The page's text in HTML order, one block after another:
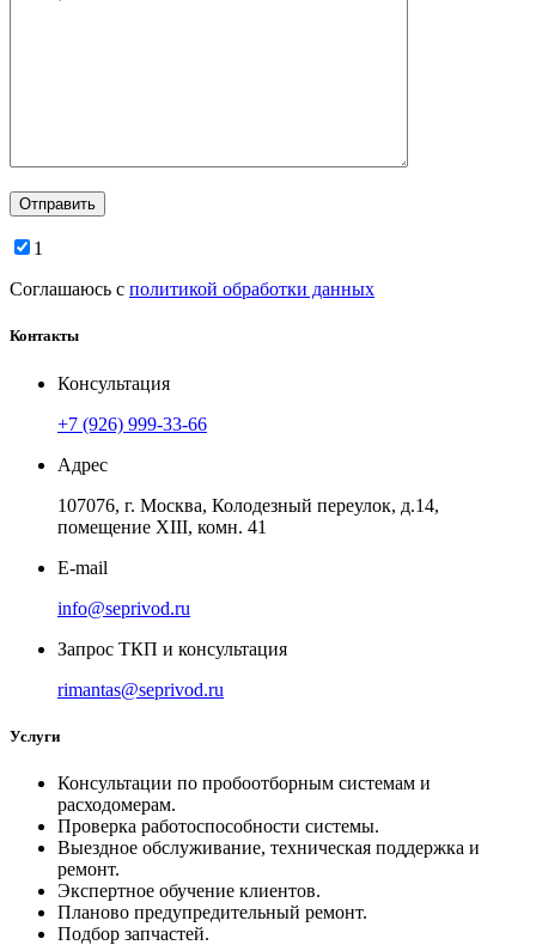
1
Соглашаюсь с политикой обработки данных
Контакты
Консультация
+7 (926) 999-33-66
Адрес
107076, г. Москва, Колодезный переулок, д.14,
помещение ХIII, комн. 41
E-mail
info@seprivod.ru
Запрос ТКП и консультация
rimantas@seprivod.ru
Услуги
Консультации по пробоотборным системам и
расходомерам.
Проверка работоспособности системы.
Выездное обслуживание, техническая поддержка и
ремонт.
Экспертное обучение клиентов.
Планово предупредительный ремонт.
Подбор запчастей.